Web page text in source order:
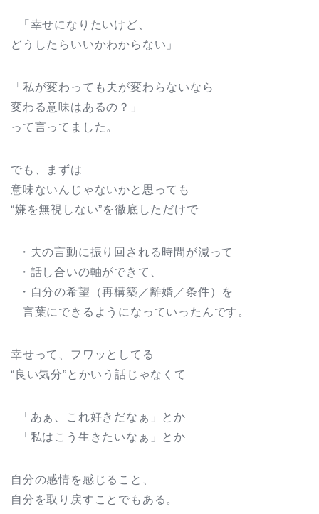
「幸せになりたいけど、
どうしたらいいかわからない」
「私が変わっても夫が変わらないなら
変わる意味はあるの？」
って言ってました。
でも、まずは
意味ないんじゃないかと思っても
“嫌を無視しない”を徹底しただけで
・夫の言動に振り回される時間が減って
・話し合いの軸ができて、
・自分の希望（再構築／離婚／条件）を
言葉にできるようになっていったんです。
幸せって、フワッとしてる
“良い気分”とかいう話じゃなくて
「あぁ、これ好きだなぁ」とか
「私はこう生きたいなぁ」とか
自分の感情を感じること、
自分を取り戻すことでもある。